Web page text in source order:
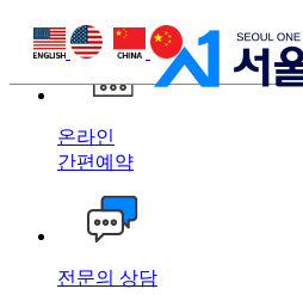
상단 바로가기 본문 바로가기
온라인
간편예약
전문의 상담